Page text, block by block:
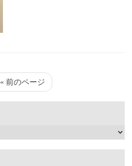
« 前のページ